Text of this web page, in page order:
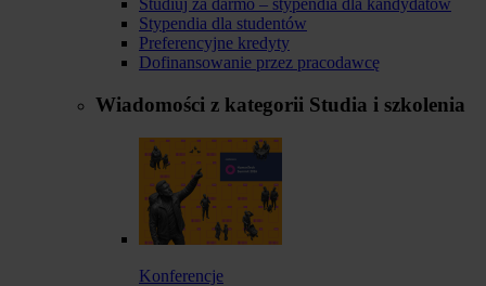
Studiuj za darmo – stypendia dla kandydatów
Stypendia dla studentów
Preferencyjne kredyty
Dofinansowanie przez pracodawcę
Wiadomości z kategorii Studia i szkolenia
Konferencje